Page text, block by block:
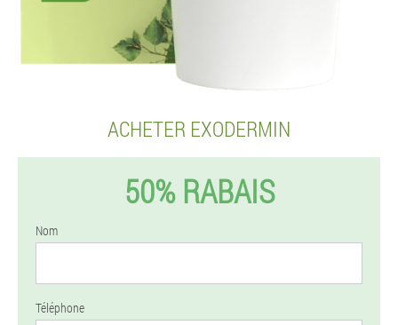
ACHETER EXODERMIN
50% RABAIS
Nom
Téléphone